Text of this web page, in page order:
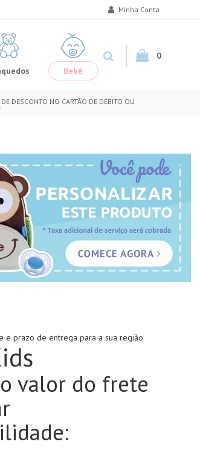
Minha Conta
Bebê
0
DESCONTO NO CARTÃO DE DÉBITO OU
e prazo de entrega para a sua região
valor do frete